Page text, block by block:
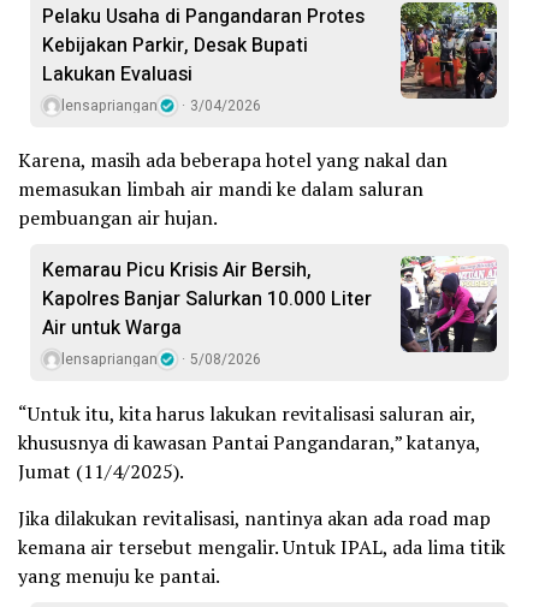
Pelaku Usaha di Pangandaran Protes
Kebijakan Parkir, Desak Bupati
Lakukan Evaluasi
lensapriangan 3/04/2026
Karena, masih ada beberapa hotel yang nakal dan
memasukan limbah air mandi ke dalam saluran
pembuangan air hujan.
Kemarau Picu Krisis Air Bersih,
Kapolres Banjar Salurkan 10.000 Liter
Air untuk Warga
lensapriangan 5/08/2026
“Untuk itu, kita harus lakukan revitalisasi saluran air,
khususnya di kawasan Pantai Pangandaran,” katanya,
Jumat (11/4/2025).
Jika dilakukan revitalisasi, nantinya akan ada road map
kemana air tersebut mengalir. Untuk IPAL, ada lima titik
yang menuju ke pantai.